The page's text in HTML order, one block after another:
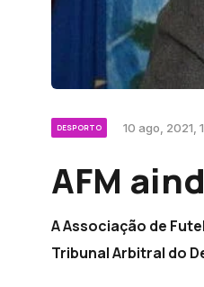
DESPORTO 10 ago, 2021,
AFM
A Associação de
Tribunal Arbitral do